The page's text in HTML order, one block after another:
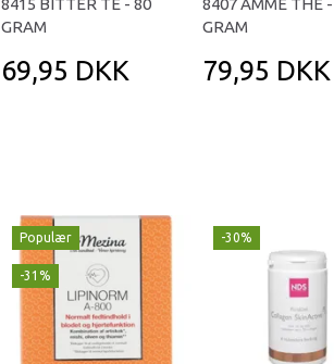
8415 BITTER TE - 80
GRAM
69,95 DKK
8407 AMME THE
GRAM
79,95 DKK
Populær
-31%
-30%